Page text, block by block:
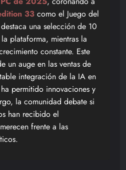
33 como el Juego del
una selección de 10
plataforma, mientras la
constante. Este
un auge en las ventas de
integración de la IA en
permitido innovaciones y
la comunidad debate si
han recibido el
frente a las